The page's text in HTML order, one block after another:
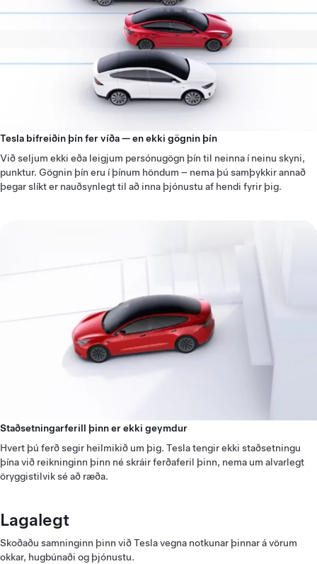
Tesla bifreiðin þín fer víða — en ekki gögnin þín
Við seljum ekki eða leigjum persónugögn þín til neinna í neinu skyni,
punktur. Gögnin þín eru í þínum höndum – nema þú samþykkir annað
þegar slíkt er nauðsynlegt til að inna þjónustu af hendi fyrir þig.
Staðsetningarferill þinn er ekki geymdur
Hvert þú ferð segir heilmikið um þig. Tesla tengir ekki staðsetningu
þína við reikninginn þinn né skráir ferðaferil þinn, nema um alvarlegt
öryggistilvik sé að ræða.
Lagalegt
Skoðaðu samninginn þinn við Tesla vegna notkunar þinnar á vörum
okkar, hugbúnaði og þjónustu.